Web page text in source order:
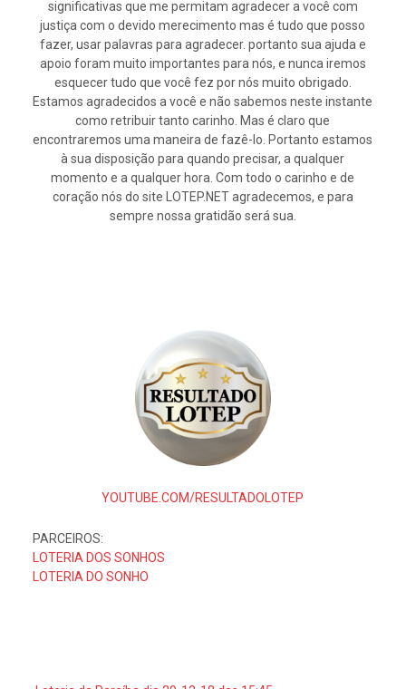
significativas que me permitam agradecer a você com
justiça com o devido merecimento mas é tudo que posso
fazer, usar palavras para agradecer. portanto sua ajuda e
apoio foram muito importantes para nós, e nunca iremos
esquecer tudo que você fez por nós muito obrigado.
Estamos agradecidos a você e não sabemos neste instante
como retribuir tanto carinho. Mas é claro que
encontraremos uma maneira de fazê-lo. Portanto estamos
à sua disposição para quando precisar, a qualquer
momento e a qualquer hora. Com todo o carinho e de
coração nós do site LOTEP.NET agradecemos, e para
sempre nossa gratidão será sua.
YOUTUBE.COM/RESULTADOLOTEP
PARCEIROS:
LOTERIA DOS SONHOS
LOTERIA DO SONHO